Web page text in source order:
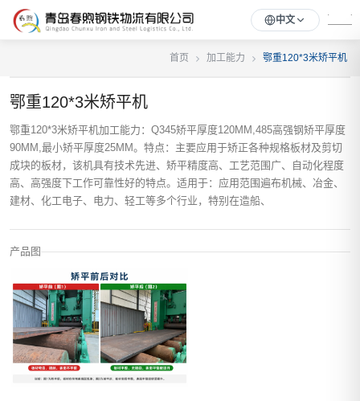
中文
首页 加工能力 鄂重120*3米矫平机
鄂重120*3米矫平机
鄂重120*3米矫平机加工能力：Q345矫平厚度120MM,485高强钢矫平厚度
90MM,最小矫平厚度25MM。特点：主要应用于矫正各种规格板材及剪切
成块的板材，该机具有技术先进、矫平精度高、工艺范围广、自动化程度
高、高强度下工作可靠性好的特点。适用于：应用范围遍布机械、冶金、
建材、化工电子、电力、轻工等多个行业，特别在造船、
产品图